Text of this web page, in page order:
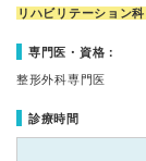
リハビリテーション科
専門医・資格：
整形外科専門医
診療時間